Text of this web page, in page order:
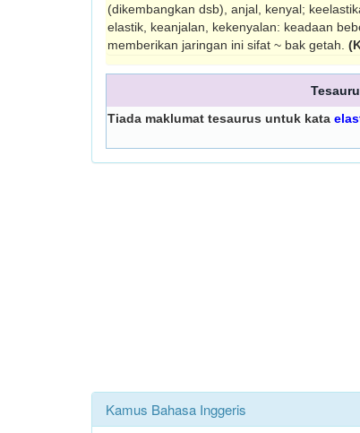
(dikembangkan dsb), anjal, kenyal;
elastik, keanjalan, kekenyalan: keadaan
memberikan jaringan ini sifat ~ bak getah.
Tiada maklumat tesaurus untuk kata
Kamus Bahasa Inggeris